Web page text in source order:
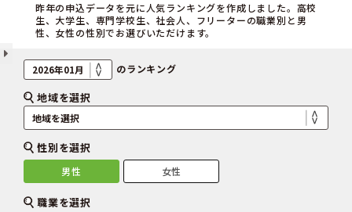
昨年の申込データを元に人気ランキングを作成しました。高校
生、大学生、専門学校生、社会人、フリーターの職業別と男
性、女性の性別でお選びいただけます。
のランキング
地域を選択
性別を選択
男性 女性
職業を選択